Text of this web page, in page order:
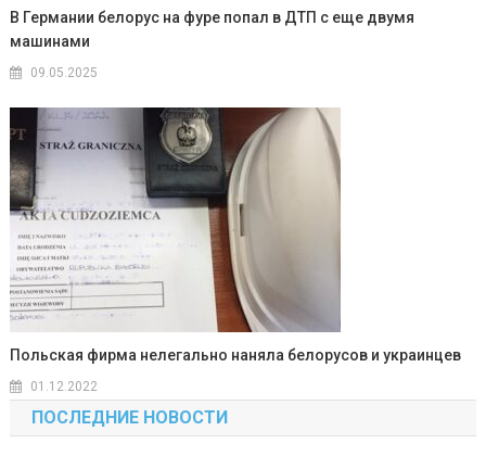
В Германии белорус на фуре попал в ДТП с еще двумя
машинами
09.05.2025
Польская фирма нелегально наняла белорусов и украинцев
01.12.2022
ПОСЛЕДНИЕ НОВОСТИ